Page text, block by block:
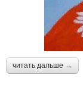
читать дальше →